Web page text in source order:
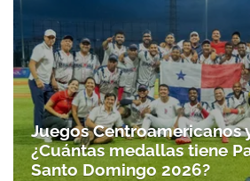
Juegos Centroamericanos
¿Cuántas medallas tiene
Santo Domingo 2026?